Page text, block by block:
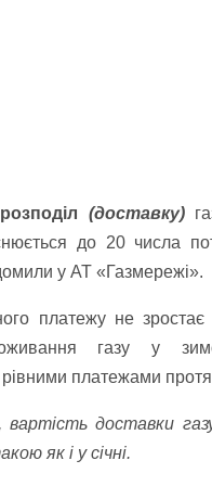
(доставку)
до 20 числа
у АТ «Газмережі».
платежу не зростає
газу у
платежами
вартість доставки
як і у січні.